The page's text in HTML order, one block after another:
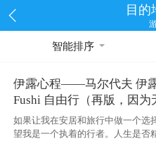
目的
智能排序
伊露心程——马尔代夫 伊
Fushi 自由行（再版，因为
的留恋）
如果让我在安居和旅行中做一个选
望我是一个执着的行者。人生是否